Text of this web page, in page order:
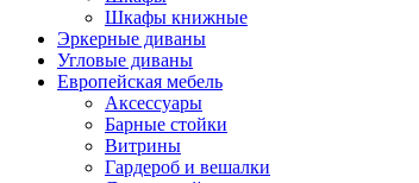
Шкафы книжные
Эркерные диваны
Угловые диваны
Европейская мебель
Аксессуары
Барные стойки
Витрины
Гардероб и вешалки